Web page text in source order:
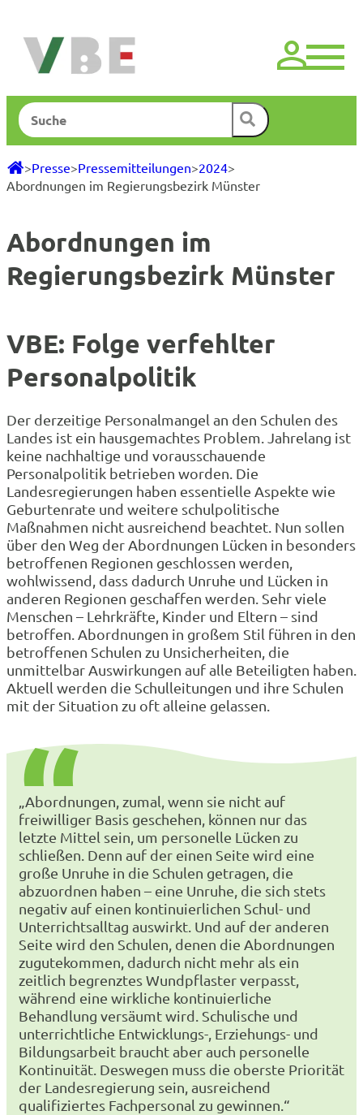
springen
Suchen
>Presse>Pressemitteilungen>2024>
Abordnungen im Regierungsbezirk Münster
Abordnungen im
Regierungsbezirk Münster
VBE: Folge verfehlter
Personalpolitik
Der derzeitige Personalmangel an den Schulen des
Landes ist ein hausgemachtes Problem. Jahrelang ist
keine nachhaltige und vorausschauende
Personalpolitik betrieben worden. Die
Landesregierungen haben essentielle Aspekte wie
Geburtenrate und weitere schulpolitische
Maßnahmen nicht ausreichend beachtet. Nun sollen
über den Weg der Abordnungen Lücken in besonders
betroffenen Regionen geschlossen werden,
wohlwissend, dass dadurch Unruhe und Lücken in
anderen Regionen geschaffen werden. Sehr viele
Menschen – Lehrkräfte, Kinder und Eltern – sind
betroffen. Abordnungen in großem Stil führen in den
betroffenen Schulen zu Unsicherheiten, die
unmittelbar Auswirkungen auf alle Beteiligten haben.
Aktuell werden die Schulleitungen und ihre Schulen
mit der Situation zu oft alleine gelassen.
„Abordnungen, zumal, wenn sie nicht auf
freiwilliger Basis geschehen, können nur das
letzte Mittel sein, um personelle Lücken zu
schließen. Denn auf der einen Seite wird eine
große Unruhe in die Schulen getragen, die
abzuordnen haben – eine Unruhe, die sich stets
negativ auf einen kontinuierlichen Schul- und
Unterrichtsalltag auswirkt. Und auf der anderen
Seite wird den Schulen, denen die Abordnungen
zugutekommen, dadurch nicht mehr als ein
zeitlich begrenztes Wundpflaster verpasst,
während eine wirkliche kontinuierliche
Behandlung versäumt wird. Schulische und
unterrichtliche Entwicklungs-, Erziehungs- und
Bildungsarbeit braucht aber auch personelle
Kontinuität. Deswegen muss die oberste Priorität
der Landesregierung sein, ausreichend
qualifiziertes Fachpersonal zu gewinnen.“